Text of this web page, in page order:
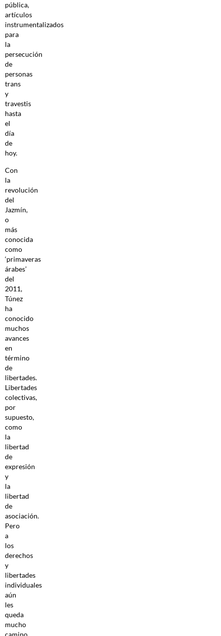
pública,
artículos
instrumentalizados
para
la
persecución
de
personas
trans
y
travestis
hasta
el
día
de
hoy.
Con
la
revolución
del
Jazmín,
o
más
conocida
como
‘primaveras
árabes’
del
2011,
Túnez
ha
conocido
muchos
avances
en
término
de
libertades.
Libertades
colectivas,
por
supuesto,
como
la
libertad
de
expresión
y
la
libertad
de
asociación.
Pero
a
los
derechos
y
libertades
individuales
aún
les
queda
mucho
camino